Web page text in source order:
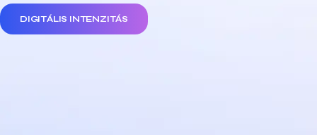
DIGITÁLIS INTENZITÁS